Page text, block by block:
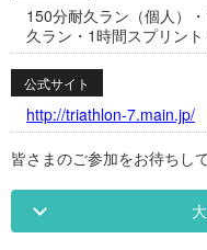
150分耐久ラン（個人）
久ラン・1時間スプリン
公式サイト
http://triathlon-7.main.jp/
皆さまのご参加をお待ちし